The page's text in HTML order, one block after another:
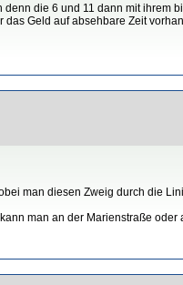
die 6 und 11 dann mit
Geld auf absehbare Zeit
man diesen Zweig durch die
man an der Marienstraße oder